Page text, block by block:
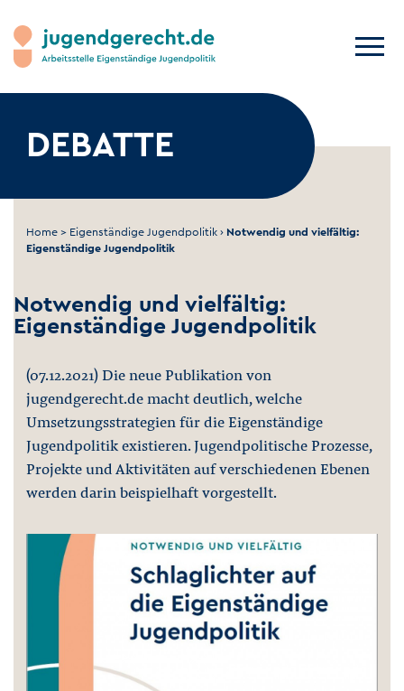
DEBATTE
Home > Eigenständige Jugendpolitik › Notwendig und vielfältig:
Eigenständige Jugendpolitik
Notwendig und vielfältig:
Eigenständige Jugendpolitik
(07.12.2021) Die neue Publikation von
jugendgerecht.de macht deutlich, welche
Umsetzungsstrategien für die Eigenständige
Jugendpolitik existieren. Jugendpolitische Prozesse,
Projekte und Aktivitäten auf verschiedenen Ebenen
werden darin beispielhaft vorgestellt.